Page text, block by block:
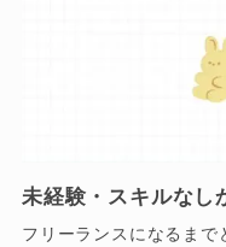
未経験・スキルなし
フリーランスになるまで